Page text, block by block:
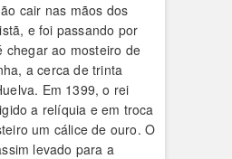
cair nas mãos dos
e foi passando por
chegar ao mosteiro de
a cerca de trinta
Em 1399, o rei
a relíquia e em troca
um cálice de ouro. O
levado para a